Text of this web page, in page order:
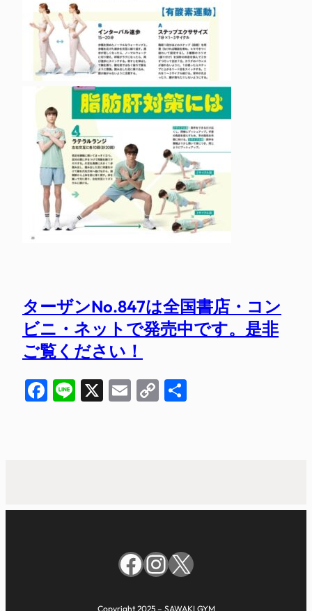
ターザンNo.847は全国書店・コン
ビニ・ネットで発売中です。是非
ご覧ください！
Facebook
Line
X EmailCopy
Facebook
Instagram
X
Copyright 2025 – SAWAKI GYM